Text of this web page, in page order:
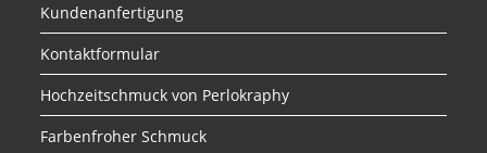
Kundenanfertigung
Kontaktformular
Hochzeitschmuck von Perlokraphy
Farbenfroher Schmuck